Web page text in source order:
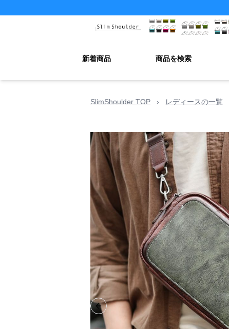
新着商品 商品を検索
SlimShoulder TOP › レディースの一覧
Previous slide